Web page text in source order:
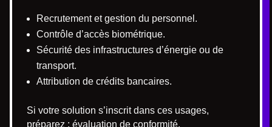
Recrutement et gestion du personnel.
Contrôle d’accès biométrique.
Sécurité des infrastructures d’énergie ou de
transport.
Attribution de crédits bancaires.
Si votre solution s’inscrit dans ces usages,
préparez : évaluation de conformité,